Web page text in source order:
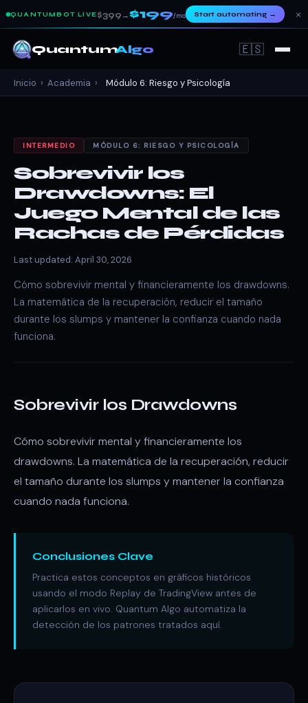
QUANTUMBOT LIVE $399 → $199/mo Start automating→ ×
QuantumAlgo 🇪🇸
Inicio › Academia › Módulo 6: Riesgo y Psicología
INTERMEDIO MÓDULO 6: RIESGO Y PSICOLOGÍA
Sobrevivir los
Drawdowns: El
Juego Mental de las
Rachas de Pérdidas
Last updated: April 30, 2026
Cómo sobrevivir mental y financieramente los drawdowns.
La matemática de la recuperación, reducir el tamaño
durante los slumps y mantener la confianza cuando nada
funciona.
Sobrevivir los Drawdowns
Cómo sobrevivir mental y financieramente los
drawdowns. La matemática de la recuperación, reducir
el tamaño durante los slumps y mantener la confianza
cuando nada funciona.
Conclusiones Clave
Practica estos conceptos en gráficos históricos
usando el modo Replay de TradingView antes de
aplicarlos en vivo. Quantum Algo automatiza la
detección de los patrones tratados aquí.